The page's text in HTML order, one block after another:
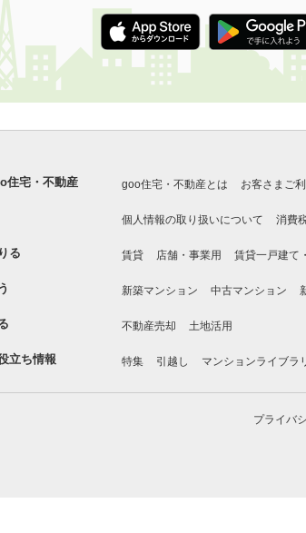
住宅・不動産 goo住宅・不動産とは お客さまご
個人情報の取り扱いについて 消費
る 賃貸 店舗・事業用 賃貸一戸建て
新築マンション 中古マンション
不動産売却 土地活用
立ち情報 特集 引越し マンションライブラ
プライバ